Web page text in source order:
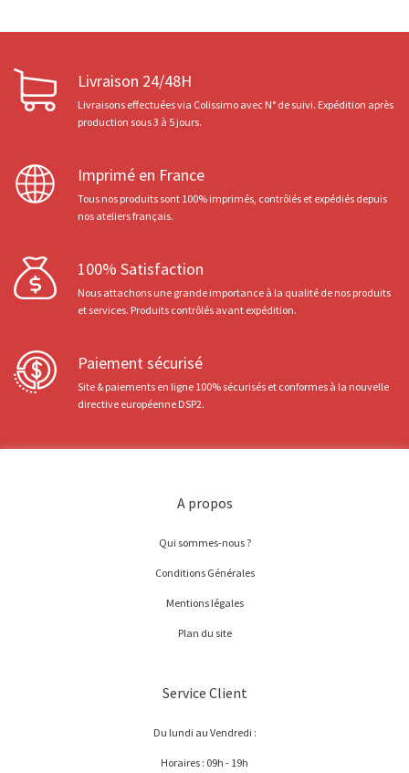
Livraison 24/48H
Livraisons effectuées via Colissimo avec N° de suivi. Expédition après
production sous 3 à 5 jours.
Imprimé en France
Tous nos produits sont 100% imprimés, contrôlés et expédiés depuis
nos ateliers français.
100% Satisfaction
Nous attachons une grande importance à la qualité de nos produits
et services. Produits contrôlés avant expédition.
Paiement sécurisé
Site & paiements en ligne 100% sécurisés et conformes à la nouvelle
directive européenne DSP2.
A propos
Qui sommes-nous ?
Conditions Générales
Mentions légales
Plan du site
Service Client
Du lundi au Vendredi :
Horaires : 09h - 19h